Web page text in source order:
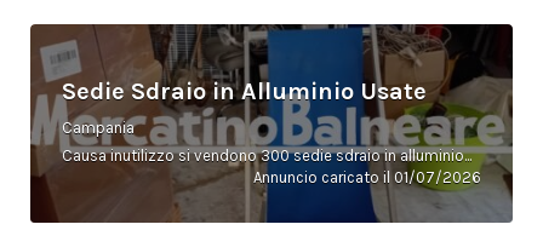
Sedie Sdraio in Alluminio Usate
Campania
Causa inutilizzo si vendono 300 sedie sdraio in alluminio...
Annuncio caricato il 01/07/2026